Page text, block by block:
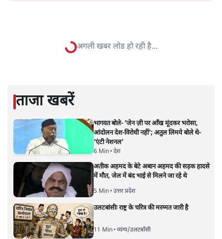
शंभुनाथ शुक्ल की और स्टोरी पढ़ें
उर्दू को लेकर फरेब और नीतीश की छवि
चमकाने की ऐसी कोशिश क्यों?
बिहार| समी अहमद| 29 MAR, 2025